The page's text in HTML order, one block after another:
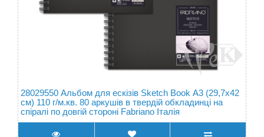
28029550 Альбом для ескізів Sketch Book А3 (29,7х42
см) 110 г/м.кв. 80 аркушів в твердій обкладинці на
спіралі по довгій стороні Fabriano Італія